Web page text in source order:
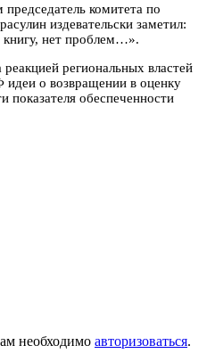
комитета по
издевательски заметил:
книгу, нет проблем…».
региональных властей
о возвращении в оценку
показателя обеспеченности
необходимо авторизоваться.